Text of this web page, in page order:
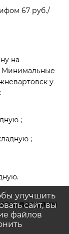
67 руб./
на
Минимальные
у
;
;
доступны
улучшить
сайт, вы
файлов